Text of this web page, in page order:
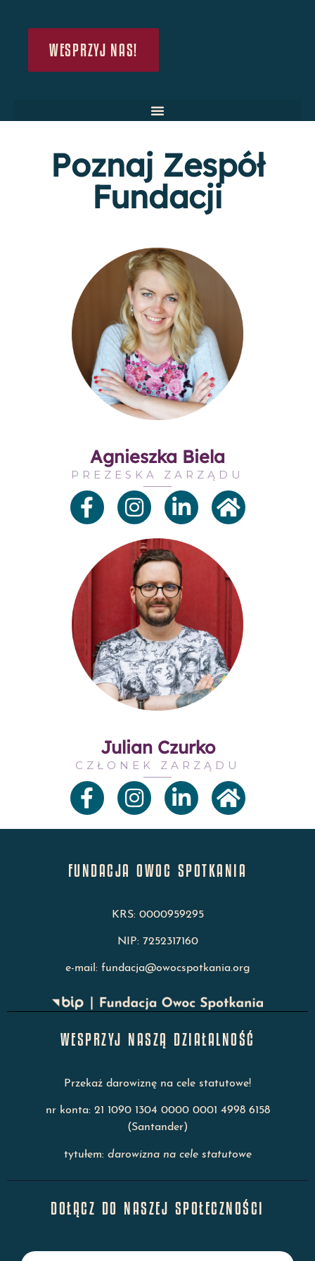
WESPRZYJ NAS!
Poznaj Zespół
Fundacji
Agnieszka Biela
PREZESKA ZARZĄDU
Julian Czurko
CZŁONEK ZARZĄDU
FUNDACJA OWOC SPOTKANIA
KRS: 0000959295
NIP: 7252317160
e-mail: fundacja@owocspotkania.org
WESPRZYJ NASZĄ DZIAŁALNOŚĆ
Przekaż darowiznę na cele statutowe!
nr konta: 21 1090 1304 0000 0001 4998 6158
(Santander)
tytułem: darowizna na cele statutowe
DOŁĄCZ DO NASZEJ SPOŁECZNOŚCI